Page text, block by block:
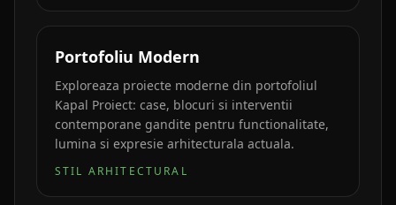
Portofoliu Modern
Exploreaza proiecte moderne din portofoliul
Kapal Proiect: case, blocuri si interventii
contemporane gandite pentru functionalitate,
lumina si expresie arhitecturala actuala.
STIL ARHITECTURAL